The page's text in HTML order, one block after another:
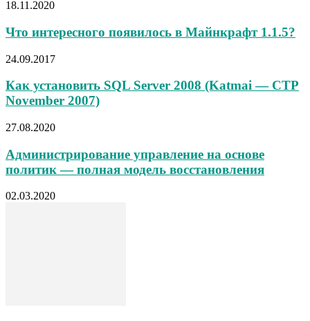
18.11.2020
Что интересного появилось в Майнкрафт 1.1.5?
24.09.2017
Как установить SQL Server 2008 (Katmai — CTP
November 2007)
27.08.2020
Администрирование управление на основе
политик — полная модель восстановления
02.03.2020